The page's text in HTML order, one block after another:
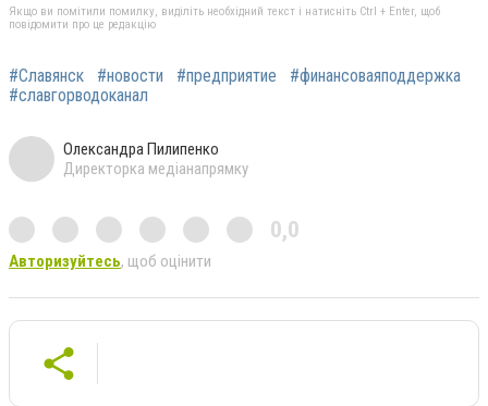
Якщо ви помітили помилку, виділіть необхідний текст і натисніть Ctrl + Enter, щоб
повідомити про це редакцію
#Славянск #новости #предприятие
#финансоваяподдержка
#славгорводоканал
Олександра Пилипенко
Директорка медіанапрямку
0,0
Авторизуйтесь, щоб оцінити